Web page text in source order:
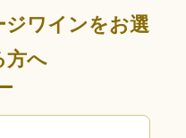
ワインをお選
方へ